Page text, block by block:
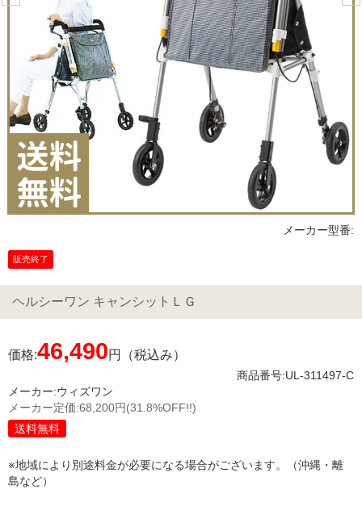
メーカー型番:
販売終了
ヘルシーワン キャンシットＬＧ
価格:46,490円（税込み）
商品番号:UL-311497-C
メーカー:ウィズワン
メーカー定価:68,200円(31.8%OFF!!)
送料無料
※地域により別途料金が必要になる場合がございます。（沖縄・離
島など）